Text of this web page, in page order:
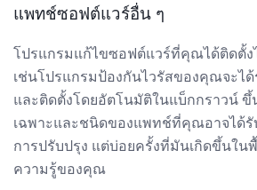
แพทช์ซอฟต์แวร์อื่น ๆ
โปรแกรมแก้ไขซอฟต์แวร์ที่คุณได้ติดตั้ง
เช่นโปรแกรมป้องกันไวรัสของคุณจะไ
และติดตั้งโดยอัตโนมัติในแบ็กกราวน์ ขึ้
เฉพาะและชนิดของแพทช์ที่คุณอาจได้รั
การปรับปรุง แต่บ่อยครั้งที่มันเกิดขึ้นใน
ความรู้ของคุณ